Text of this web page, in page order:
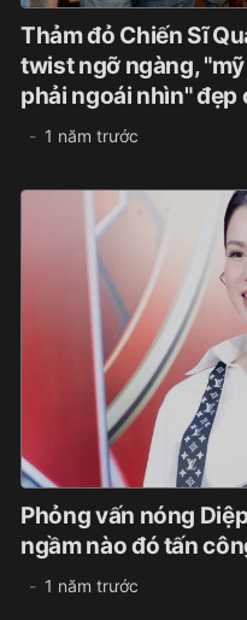
Thảm đỏ Chiến Sĩ
twist ngỡ ngàng,
phải ngoái nhìn" đẹp
1 năm trước
Phỏng vấn nóng
ngầm nào đó tấn
1 năm trước